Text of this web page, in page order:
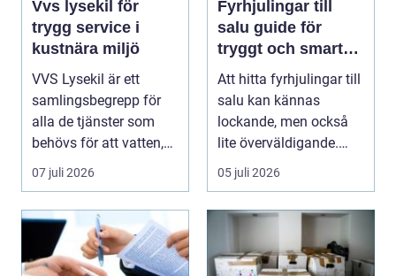
Vvs lysekil för
trygg service i
kustnära miljö
VVS Lysekil är ett
samlingsbegrepp för
alla de tjänster som
behövs för att vatten,
värme och avlopp ...
07 juli 2026
Fyrhjulingar till
salu guide för
tryggt och smart
köp
Att hitta fyrhjulingar till
salu kan kännas
lockande, men också
lite överväldigande.
Utbudet är stor...
05 juli 2026